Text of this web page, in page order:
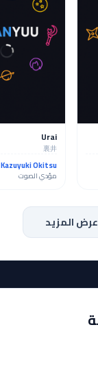
Urai
裏井
Kazuyuki Okitsu
مؤدي الصوت
عرض المزيد